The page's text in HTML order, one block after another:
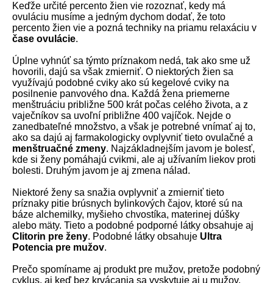
Keďže určité percento žien vie rozoznať, kedy má
ovuláciu musíme a jedným dychom dodať, že toto
percento žien vie a pozná techniky na priamu relaxáciu v
čase ovulácie.
Úplne vyhnúť sa týmto príznakom nedá, tak ako sme už
hovorili, dajú sa však zmierniť. O niektorých žien sa
využívajú podobné cviky ako sú kegelové cviky na
posilnenie panvového dna. Každá žena priemerne
menštruáciu približne 500 krát počas celého života, a z
vaječníkov sa uvoľní približne 400 vajíčok. Nejde o
zanedbateľné množstvo, a však je potrebné vnímať aj to,
ako sa dajú aj farmakologicky ovplyvniť tieto ovulačné a
menštruačné zmeny. Najzákladnejším javom je bolesť,
kde si ženy pomáhajú cvikmi, ale aj užívaním liekov proti
bolesti. Druhým javom je aj zmena nálad.
Niektoré ženy sa snažia ovplyvniť a zmierniť tieto
príznaky pitie brúsnych bylinkových čajov, ktoré sú na
báze alchemilky, myšieho chvostíka, materinej dúšky
alebo mäty. Tieto a podobné podporné látky obsahuje aj
Clitorin pre ženy. Podobné látky obsahuje Ultra
Potencia pre mužov.
Prečo spomíname aj produkt pre mužov, pretože podobný
cyklus, aj keď bez krvácania sa vyskytuje aj u mužov,